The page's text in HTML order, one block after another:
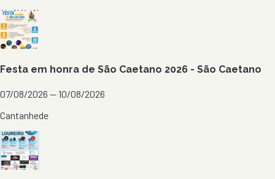
Festa em honra de São Caetano 2026 - São Caetano
07/08/2026 — 10/08/2026
Cantanhede